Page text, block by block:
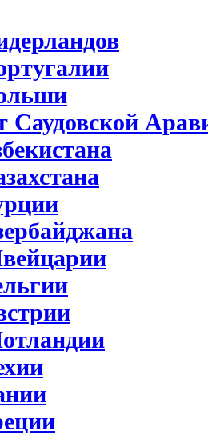
Саудовской